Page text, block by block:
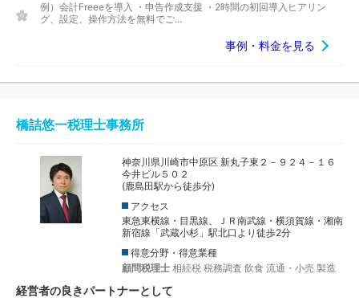
例）会計Freeeを導入 ・申告作成支援 ・2時間の初回導入ヒアリン
グ、設定、操作方法を無料でご...
事例・料金を見る
橋詰悠一税理士事務所
神奈川県川崎市中原区 新丸子東２－９２４－１６
今井ビル５０２
(鹿島田駅から徒歩分)
アクセス
東急東横線・目黒線、ＪＲ南武線・横須賀線・湘南
新宿線「武蔵小杉」駅北口より徒歩2分
得意分野・得意業種
顧問税理士 相続税 税務調査 飲食 流通・小売 製造
経営者の良きパートナーとして